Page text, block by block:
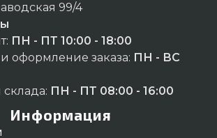
99/4
ПН - ПТ 10:00 - 18:00
оформление заказа: ПН - ВС
ПН - ПТ 08:00 - 16:00
Информация